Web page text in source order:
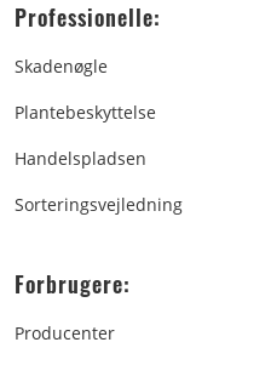
Professionelle:
Skadenøgle
Plantebeskyttelse
Handelspladsen
Sorteringsvejledning
Forbrugere:
Producenter